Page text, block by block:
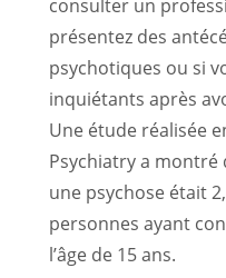
consulter un
présentez des
psychotiques ou si
inquiétants après
Une étude réalisée
Psychiatry a montré
une psychose était
personnes ayant
l’âge de 15 ans.